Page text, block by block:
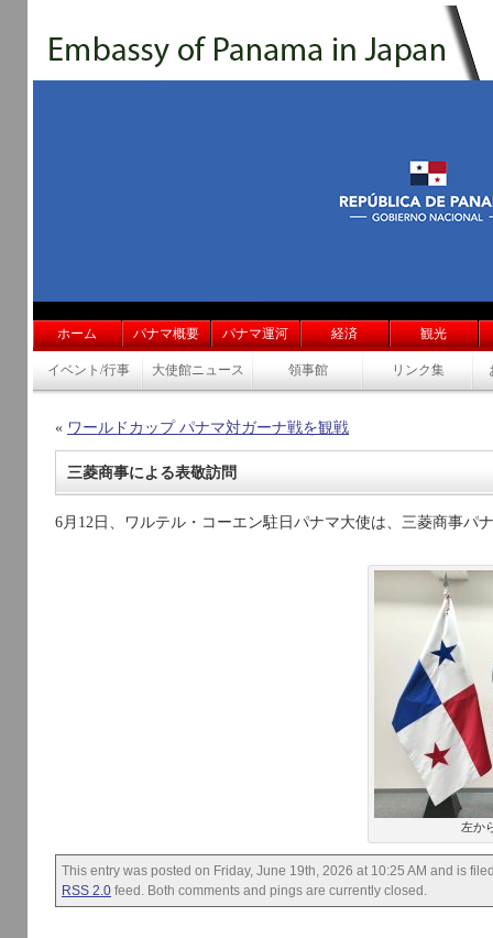
ホーム パナマ概要 パナマ運河 経済 観光
イベント/行事 大使館ニュース 領事館 リンク集
« ワールドカップ パナマ対ガーナ戦を観戦
三菱商事による表敬訪問
6月12日、ワルテル・コーエン駐日パナマ大使は、三菱商事パ
左か
This entry was posted on Friday, June 19th, 2026 at 10:25 AM and is
RSS 2.0 feed. Both comments and pings are currently closed.